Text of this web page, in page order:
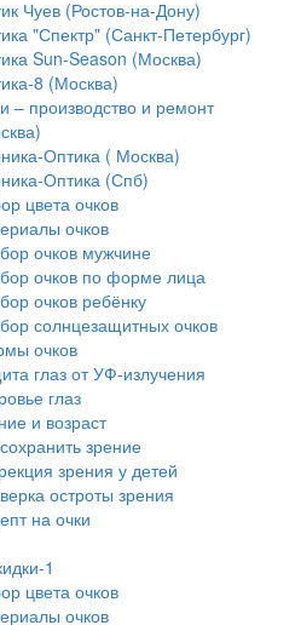
Чуев (Ростов-на-Дону)
"Спектр" (Санкт-Петербург)
Sun-Season (Москва)
8 (Москва)
– производство и ремонт
Оптика ( Москва)
Оптика (Спб)
цвета очков
очков
очков мужчине
очков по форме лица
очков ребёнку
солнцезащитных очков
очков
глаз от УФ-излучения
глаз
и возраст
зрение
зрения у детей
остроты зрения
на очки
1
цвета очков
очков